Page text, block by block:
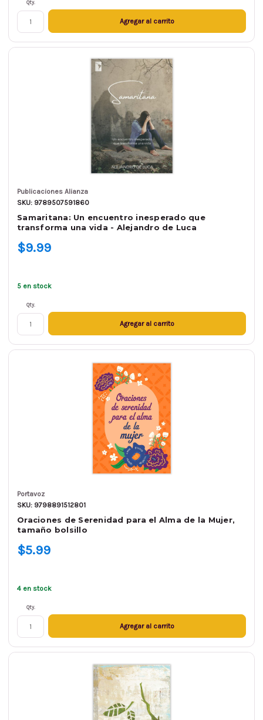
Qty.
Agregar al carrito
Publicaciones Alianza
SKU: 9789507591860
Samaritana: Un encuentro inesperado que
transforma una vida - Alejandro de Luca
$9.99
5 en stock
Qty.
Agregar al carrito
Portavoz
SKU: 9798891512801
Oraciones de Serenidad para el Alma de la Mujer,
tamaño bolsillo
$5.99
4 en stock
Qty.
Agregar al carrito